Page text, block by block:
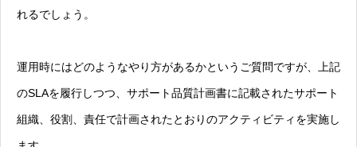
れるでしょう。
運用時にはどのようなやり方があるかというご質問ですが、上記
のSLAを履行しつつ、サポート品質計画書に記載されたサポート
組織、役割、責任で計画されたとおりのアクティビティを実施し